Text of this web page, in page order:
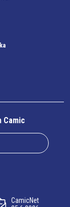
Camic
CamicNet